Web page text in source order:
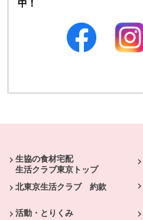
中！
生協の食材宅配
生活クラブ東京トップ
北東京生活クラブ 約款
活動・とりくみ